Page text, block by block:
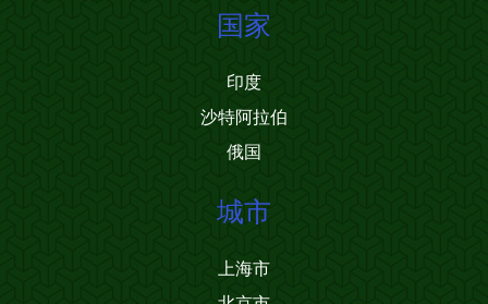
国家
印度
沙特阿拉伯
俄国
城市
上海市